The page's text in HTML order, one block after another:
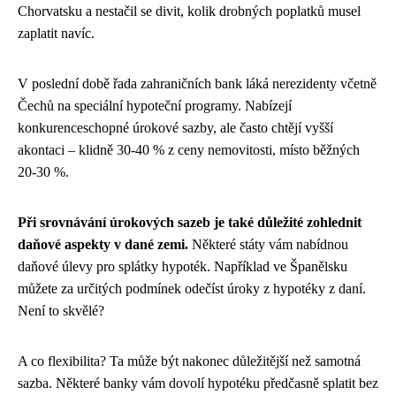
Chorvatsku a nestačil se divit, kolik drobných poplatků musel
zaplatit navíc.
V poslední době řada zahraničních bank láká nerezidenty včetně
Čechů na speciální hypoteční programy. Nabízejí
konkurenceschopné úrokové sazby, ale často chtějí vyšší
akontaci – klidně 30-40 % z ceny nemovitosti, místo běžných
20-30 %.
Při srovnávání úrokových sazeb je také důležité zohlednit
daňové aspekty v dané zemi. Některé státy vám nabídnou
daňové úlevy pro splátky hypoték. Například ve Španělsku
můžete za určitých podmínek odečíst úroky z hypotéky z daní.
Není to skvělé?
A co flexibilita? Ta může být nakonec důležitější než samotná
sazba. Některé banky vám dovolí hypotéku předčasně splatit bez